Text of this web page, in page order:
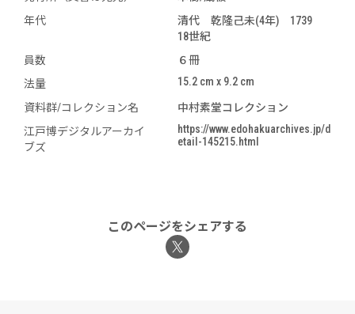
年代
清代 乾隆己未(4年) 1739
18世紀
員数
６冊
法量
15.2 cm x 9.2 cm
資料群/コレクション名
中村素堂コレクション
江戸博デジタルアーカイ
ブズ
https://www.edohakuarchives.jp/d
etail-145215.html
このページをシェアする